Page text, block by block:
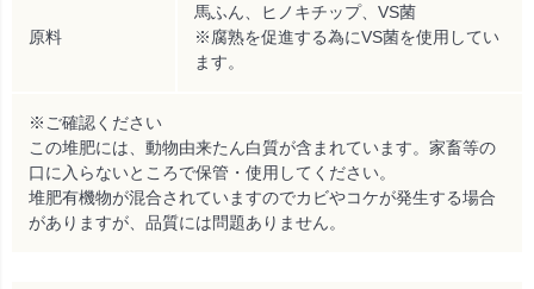
原料
馬ふん、ヒノキチップ、VS菌
※腐熟を促進する為にVS菌を使用してい
ます。
※ご確認ください
この堆肥には、動物由来たん白質が含まれています。家畜等の
口に入らないところで保管・使用してください。
堆肥有機物が混合されていますのでカビやコケが発生する場合
がありますが、品質には問題ありません。